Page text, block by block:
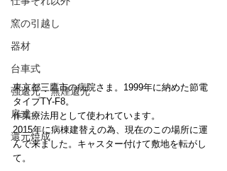
窯の引越し
器材
台車式
強還元・無煙還元
扉式
還元焼成
東京都三鷹市の病院さま。1999年に納めた節電
タイプTY-F8。
作業療法用として使われています。
2015年に病棟建替えの為、現在のこの場所に運
んで来ました。キャスター付けて敷地を転がし
て。